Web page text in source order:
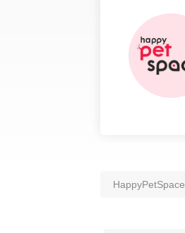
HappyPetSpace